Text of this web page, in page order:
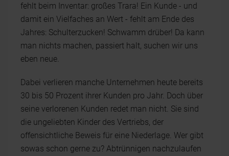
fehlt beim Inventar: großes Trara! Ein Kunde - und
damit ein Vielfaches an Wert - fehlt am Ende des
Jahres: Schulterzucken! Schwamm drüber! Da kann
man nichts machen, passiert halt, suchen wir uns
eben neue.
Dabei verlieren manche Unternehmen heute bereits
30 bis 50 Prozent ihrer Kunden pro Jahr. Doch über
seine verlorenen Kunden redet man nicht. Sie sind
die ungeliebten Kinder des Vertriebs, der
offensichtliche Beweis für eine Niederlage. Wer gibt
sowas schon gerne zu? Abtrünnigen nachzulaufen